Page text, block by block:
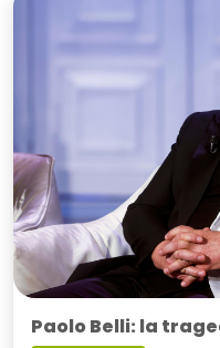
Paolo Belli: la